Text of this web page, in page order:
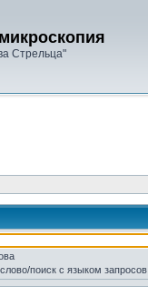
Стрельца"
поиск с языком запросов